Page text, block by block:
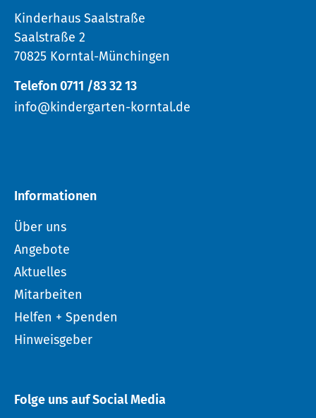
Kinderhaus Saalstraße
Saalstraße 2
70825 Korntal-Münchingen
Telefon 0711 /83 32 13
info@kindergarten-korntal.de
Informationen
Über uns
Angebote
Aktuelles
Mitarbeiten
Helfen + Spenden
Hinweisgeber
Folge uns auf Social Media